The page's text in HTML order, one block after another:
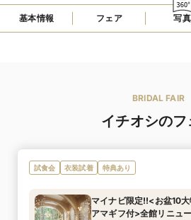
基本情報 フェア 写真
BRIDAL FAIR
イチオシのフ
試食会 衣装試着 特典あり
マイナビ限定!!<お盆10
アマギフ付>全館リニュ